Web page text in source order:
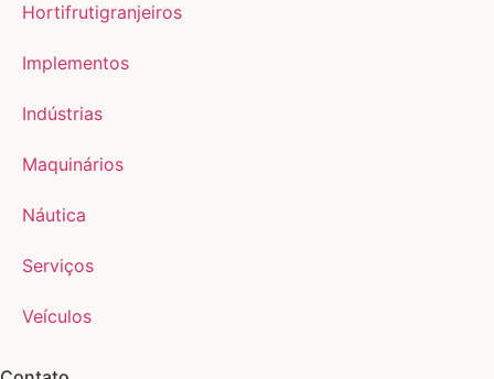
Hortifrutigranjeiros
Implementos
Indústrias
Maquinários
Náutica
Serviços
Veículos